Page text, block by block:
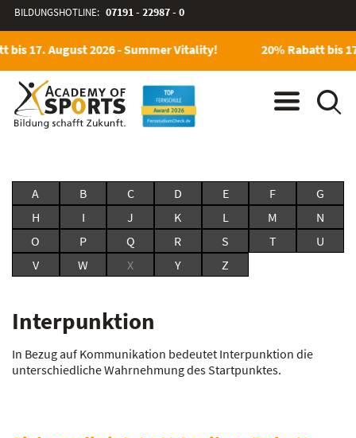
BILDUNGSHOTLINE: 07191 - 22987 - 0
bis 17. August 2026 - Summer Vitality! 20% Rabatt bis
A B C D E F
G
H
I J K L M
N
O
P Q R S T
U
V
W X Y Z
Interpunktion
In Bezug auf Kommunikation bedeutet Interpunktion die
unterschiedliche Wahrnehmung des Startpunktes.